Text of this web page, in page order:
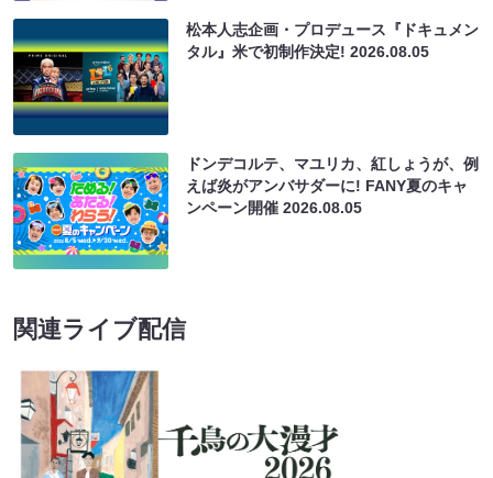
松本人志企画・プロデュース『ドキュメン
タル』米で初制作決定!2026.08.05
ドンデコルテ、マユリカ、紅しょうが、例
えば炎がアンバサダーに! FANY夏のキャ
ンペーン開催2026.08.05
関連ライブ配信